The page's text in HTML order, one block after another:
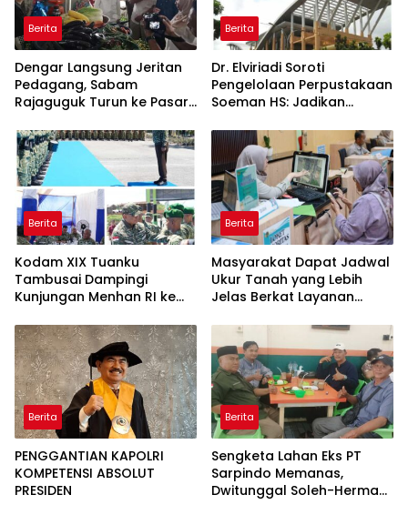
Berita
Dengar Langsung Jeritan
Pedagang, Sabam
Rajaguguk Turun ke Pasar
Berita
Dr. Elviriadi Soroti
Pengelolaan Perpustakaan
Soeman HS: Jadikan
Kawah Candradimuka
Intelektual
Berita
Kodam XIX Tuanku
Tambusai Dampingi
Kunjungan Menhan RI ke
Perkuat Pembangunan
Satuan
Berita
Masyarakat Dapat Jadwal
Ukur Tanah yang Lebih
Jelas Berkat Layanan
Berita
PENGGANTIAN KAPOLRI
KOMPETENSI ABSOLUT
PRESIDEN
Berita
Sengketa Lahan Eks PT
Sarpindo Memanas,
Dwitunggal Soleh-Herman